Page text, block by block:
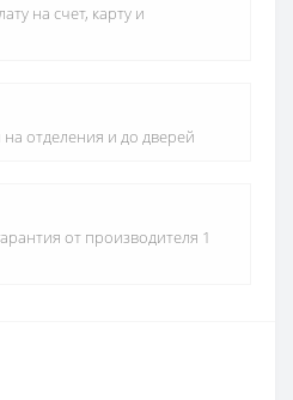
на счет, карту и
отделения и до дверей
от производителя 1